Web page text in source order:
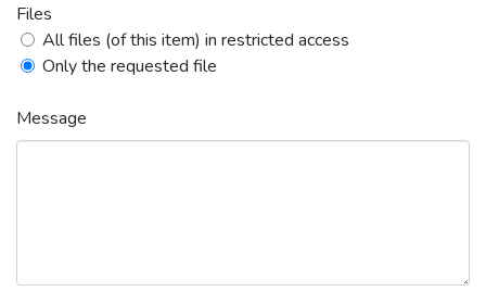
Files
All files (of this item) in restricted access
Only the requested file
Message